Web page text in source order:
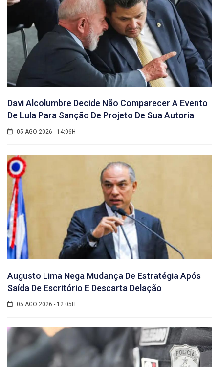
Davi Alcolumbre Decide Não Comparecer A Evento
De Lula Para Sanção De Projeto De Sua Autoria
05 AGO 2026 - 14:06H
Augusto Lima Nega Mudança De Estratégia Após
Saída De Escritório E Descarta Delação
05 AGO 2026 - 12:05H